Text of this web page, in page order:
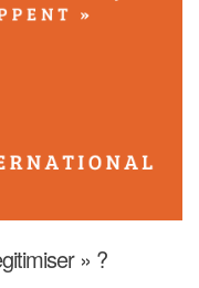
» ?